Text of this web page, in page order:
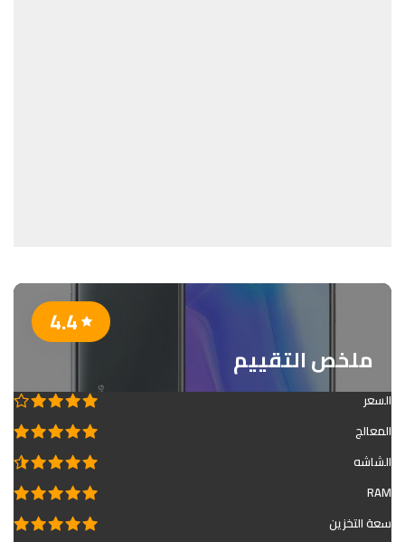
ملخص التقييم
4.4
السعر
المعالج
الشاشه
RAM
سعة التخزين